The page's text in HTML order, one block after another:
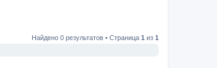
Найдено 0 результатов • Страница 1 из 1